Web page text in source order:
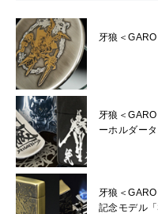
牙狼＜
牙狼＜
ーホルダー
牙狼＜
記念モデル